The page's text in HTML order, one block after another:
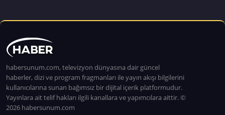
habersunum.com, televizyon dünyasına dair güncel
haberler, dizi ve program fragmanları ile yayın akışı bilgilerini
kullanıcılarına sunan bağımsız bir dijital içerik platformudur.
Yayınlara ait telif hakları ilgili kanallara ve yapımcılara aittir. ©
2026 habersunum.com